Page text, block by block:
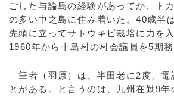
ごした与論島の経験があってか、ト
の多い中之島に住み着いた。40歳半
先頭に立ってサトウキビ栽培に力を
1960年から十島村の村会議員を5期務
筆者（羽原）は、半田老に2度、電
とがある。と言うのは、九州在勤9